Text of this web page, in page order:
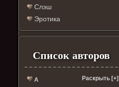
Слэш
Эротика
Список авторов
А Раскрыть [+]